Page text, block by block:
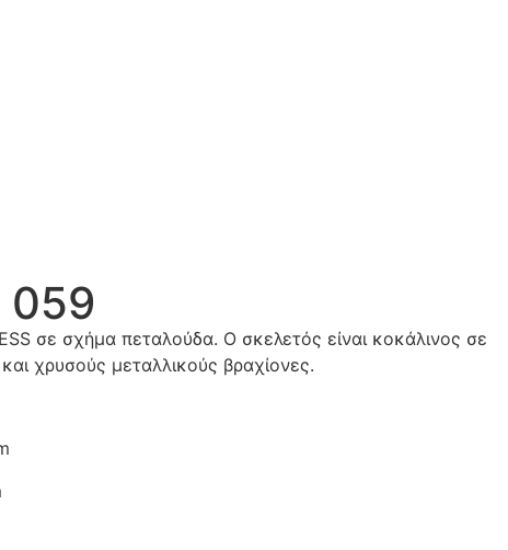
059
σε σχήμα πεταλούδα. Ο σκελετός είναι κοκάλινος σε
χρυσούς μεταλλικούς βραχίονες.